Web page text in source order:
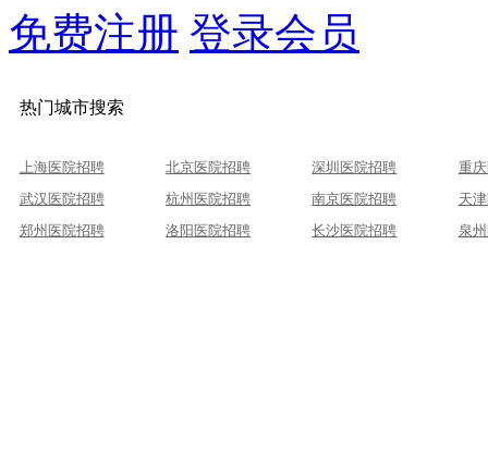
免费注册 登录会员
热门城市搜索
上海医院招聘 北京医院招聘 深圳医院招聘
重
武汉医院招聘
杭州医院招聘 南京医院招聘
天
郑州医院招聘
洛阳医院招聘 长沙医院招聘 泉